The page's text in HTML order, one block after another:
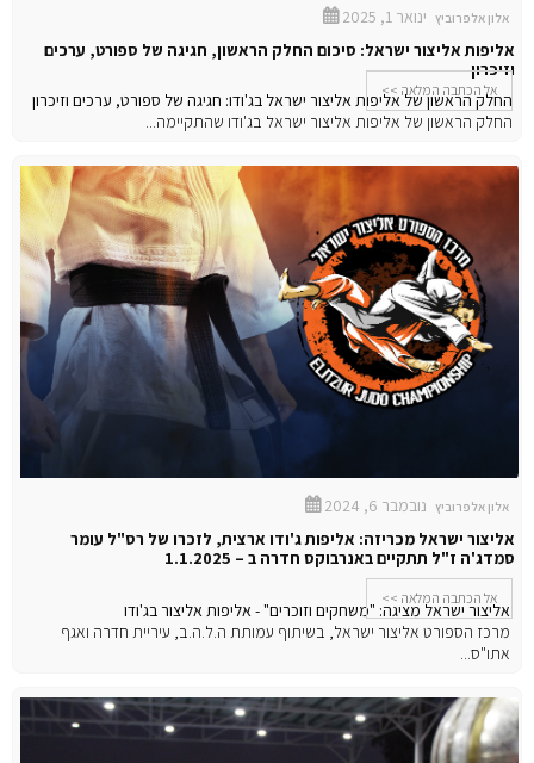
אלון אלפרוביץ ינואר 1, 2025
אליפות אליצור ישראל: סיכום החלק הראשון, חגיגה של ספורט, ערכים
וזיכרון
החלק הראשון של אליפות אליצור ישראל בג'ודו: חגיגה של ספורט, ערכים וזיכרון
החלק הראשון של אליפות אליצור ישראל בג'ודו שהתקיימה...
אל הכתבה המלאה >>
אלון אלפרוביץ נובמבר 6, 2024
אליצור ישראל מכריזה: אליפות ג'ודו ארצית, לזכרו של רס"ל עומר
סמדג'ה ז"ל תתקיים באנרבוקס חדרה ב – 1.1.2025
אליצור ישראל מציגה: "משחקים וזוכרים" - אליפות אליצור בג'ודו
מרכז הספורט אליצור ישראל, בשיתוף עמותת ה.ל.ה.ב, עיריית חדרה ואגף
אתו"ס...
אל הכתבה המלאה >>